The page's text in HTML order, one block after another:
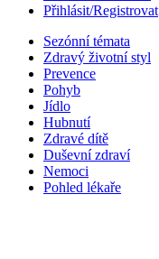
Přihlásit/Registrovat
Sezónní témata
Zdravý životní styl
Prevence
Pohyb
Jídlo
Hubnutí
Zdravé dítě
Duševní zdraví
Nemoci
Pohled lékaře